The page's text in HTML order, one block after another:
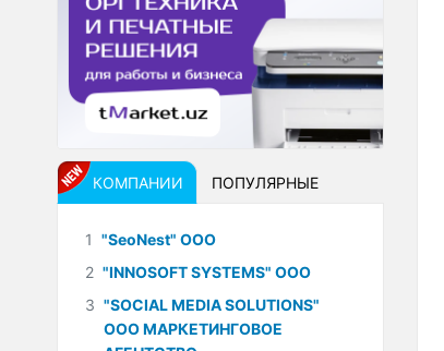
КОМПАНИИ ПОПУЛЯРНЫЕ
1 "SeoNest" ООО
2 "INNOSOFT SYSTEMS" ООО
3 "SOCIAL MEDIA SOLUTIONS"
ООО МАРКЕТИНГОВОЕ